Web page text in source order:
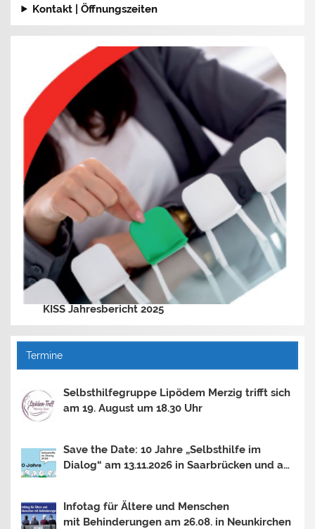
Kontakt | Öffnungszeiten
KISS Jahresbericht 2025
Termine
Selbsthilfegruppe Lipödem Merzig trifft sich
am 19. August um 18.30 Uhr
Save the Date: 10 Jahre „Selbsthilfe im
Dialog“ am 13.11.2026 in Saarbrücken und am
Infotag für Ältere und Menschen
mit Behinderungen am 26.08. in Neunkirchen